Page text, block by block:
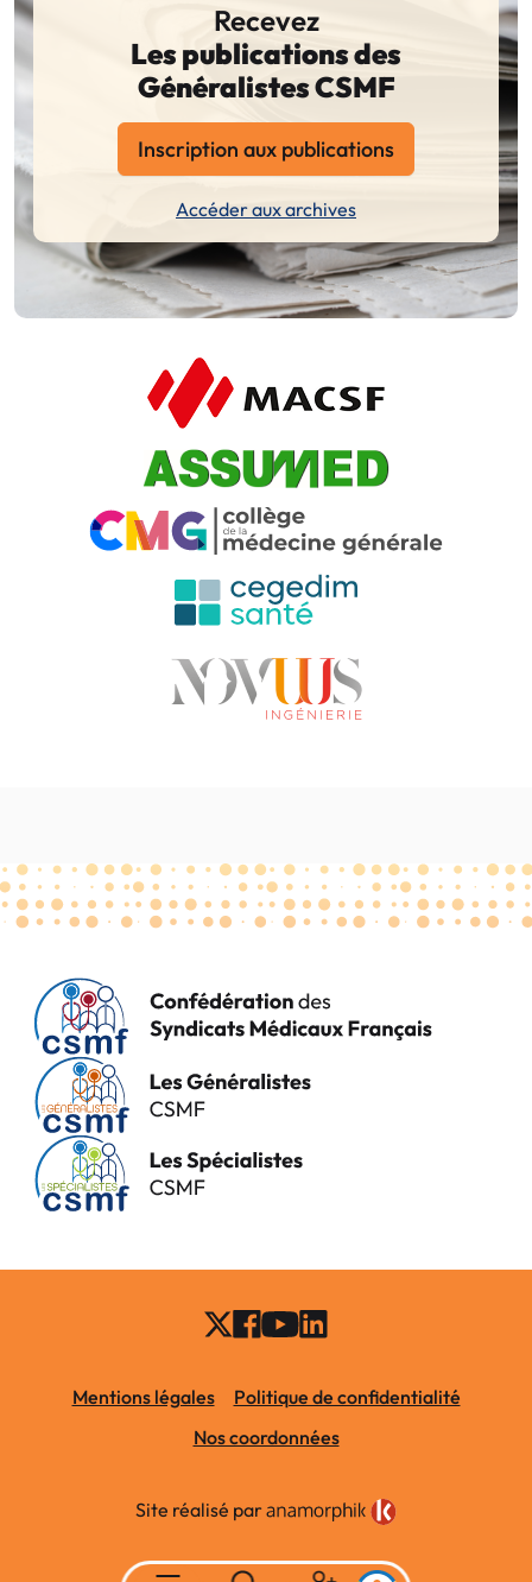
Recevez
Les publications des
Généralistes CSMF
Inscription aux publications
Accéder aux archives
Mentions légales
Politique de confidentialité
Nos coordonnées
Site réalisé par